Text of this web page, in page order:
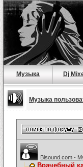
Музыка Dj
Музыка
Bisound.com -
Врачебный